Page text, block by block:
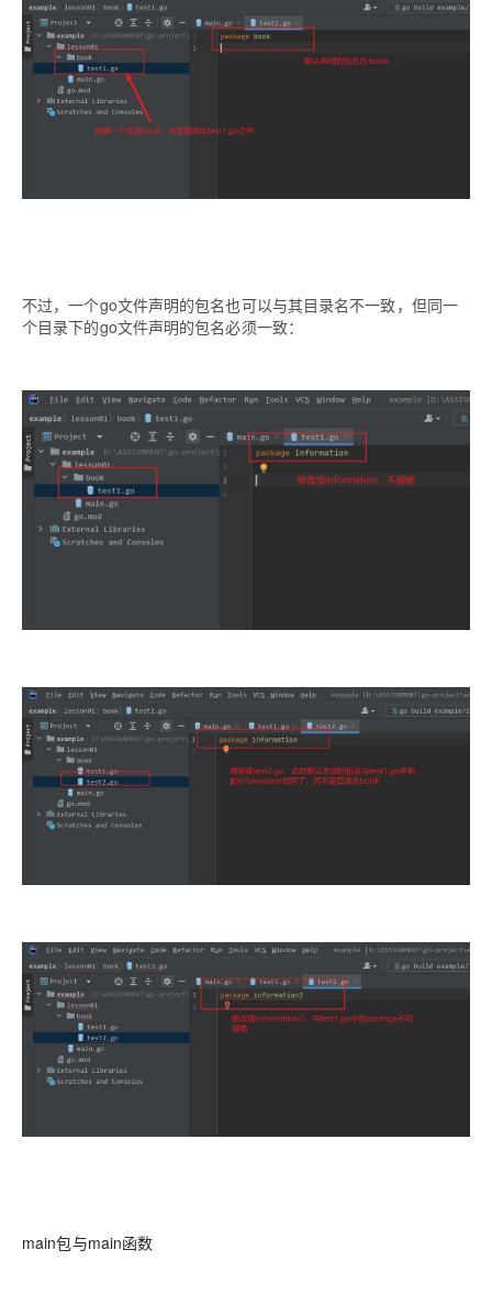
不过，一个go文件声明的包名也可以与其目录名不一致，但同一
个目录下的go文件声明的包名必须一致：
main包与main函数